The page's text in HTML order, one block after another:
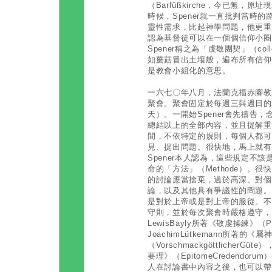
（Barfüßkirche，今已無，原址
時候，Spener就一直批判當時的
靈性需求，比起神學問題，他更
認為基督徒可以在一個個信仰小
Spener稱之為「虔敬團契」（
如蘑菇冒出土壤般，遍布所有信
是教會小組化的意思。
一六七〇年八月，法蘭克福赤腳
聚會。聚會固定於每週三與週日
天）。一開始Spener會先禱告，
總結以上的全部內容，並且提解
間，不依特定的規則，每個人都
見、提出問題。很快地，馬上就
Spener本人認為，這些規定不該
命的「方法」（Methode）。很
的討論應當捨棄，過於高深、對
論，以及其他具有爭議性的問題
是對於上帝或是對上帝的服從。
守則，並於每次聚會時嚴格遵守
LewisBayly所著《敬虔操練》（
JoachimLütkemann所著的《屬
（VorschmackgöttlicherGüte）
要理》（EpitomeCredendorum
人在討論書中內容之後，也可以